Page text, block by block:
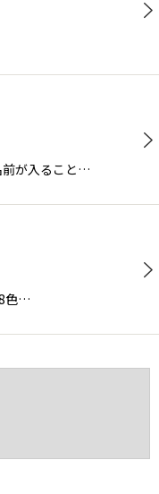
前が入ること…
色…